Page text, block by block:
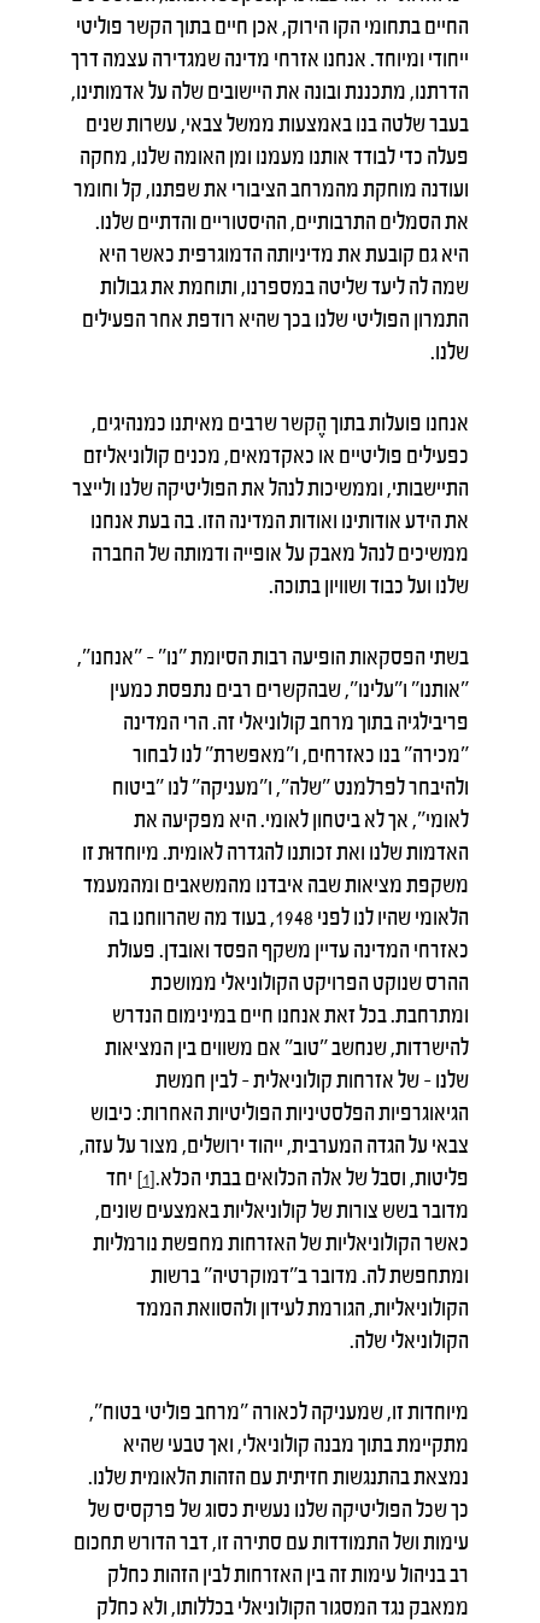
החיים בתחומי הקו הירוק, אכן חיים בתוך הקשר פוליטי
ייחודי ומיוחד. אנחנו אזרחי מדינה שמגדירה עצמה דרך
הדרתנו, מתכננת ובונה את היישובים שלה על אדמותינו,
בעבר שלטה בנו באמצעות ממשל צבאי, עשרות שנים
פעלה כדי לבודד אותנו מעמנו ומן האומה שלנו, מחקה
ועודנה מוחקת מהמרחב הציבורי את שפתנו, קל וחומר
את הסמלים התרבותיים, ההיסטוריים והדתיים שלנו.
היא גם קובעת את מדיניותה הדמוגרפית כאשר היא
שמה לה ליעד שליטה במספרנו, ותוחמת את גבולות
התמרון הפוליטי שלנו בכך שהיא רודפת אחר הפעילים
שלנו.
אנחנו פועלות בתוך הֶקשר שרבים מאיתנו כמנהיגים,
כפעילים פוליטיים או כאקדמאים, מכנים קולוניאליזם
התיישבותי, וממשיכות לנהל את הפוליטיקה שלנו ולייצר
את הידע אודותינו ואודות המדינה הזו. בה בעת אנחנו
ממשיכים לנהל מאבק על אופייה ודמותה של החברה
שלנו ועל כבוד ושוויון בתוכה.
בשתי הפסקאות הופיעה רבות הסיומת "נו" – ״אנחנו״,
״אותנו״ ו״עלינו״, שבהקשרים רבים נתפסת כמעין
פריבילגיה בתוך מרחב קולוניאלי זה. הרי המדינה
״מכירה״ בנו כאזרחים, ו״מאפשרת״ לנו לבחור
ולהיבחר לפרלמנט ״שלה״, ו״מעניקה״ לנו ״ביטוח
לאומי״, אך לא ביטחון לאומי. היא מפקיעה את
האדמות שלנו ואת זכותנו להגדרה לאומית. מיוחדוּת זו
משקפת מציאות שבה איבדנו מהמשאבים ומהמעמד
הלאומי שהיו לנו לפני 1948, בעוד מה שהרווחנו בה
כאזרחי המדינה עדיין משקף הפסד ואובדן. פעולת
ההרס שנוקט הפרויקט הקולוניאלי ממושכת
ומתרחבת. בכל זאת אנחנו חיים במינימום הנדרש
להישרדות, שנחשב "טוב" אם משווים בין המציאות
שלנו – של אזרחות קולוניאלית – לבין חמשת
הגיאוגרפיות הפלסטיניות הפוליטיות האחרות: כיבוש
צבאי על הגדה המערבית, ייהוד ירושלים, מצור על עזה,
פליטות, וסבל של אלה הכלואים בבתי הכלא.[1]
יחד
מדובר בשש צורות של קולוניאליות באמצעים שונים,
כאשר הקולוניאליות של האזרחות מחפשת נורמליות
ומתחפשת לה. מדובר ב"דמוקרטיה" ברשות
הקולוניאליות, הגורמת לעידון ולהסוואת הממד
הקולוניאלי שלה.
מיוחדות זו, שמעניקה לכאורה "מרחב פוליטי בטוח",
מתקיימת בתוך מבנה קולוניאלי, ואך טבעי שהיא
נמצאת בהתנגשות חזיתית עם הזהות הלאומית שלנו.
כך שכל הפוליטיקה שלנו נעשית כסוג של פרקסיס של
עימות ושל התמודדות עם סתירה זו, דבר הדורש תחכום
רב בניהול עימות זה בין האזרחות לבין הזהות כחלק
ממאבק נגד המסגור הקולוניאלי בכללותו, ולא כחלק